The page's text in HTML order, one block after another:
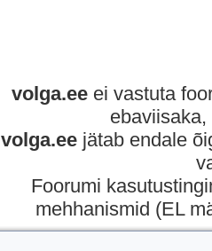
volga.eeei vastuta
volga.ee jätab endale
Foorumi
mehhanismid (EL